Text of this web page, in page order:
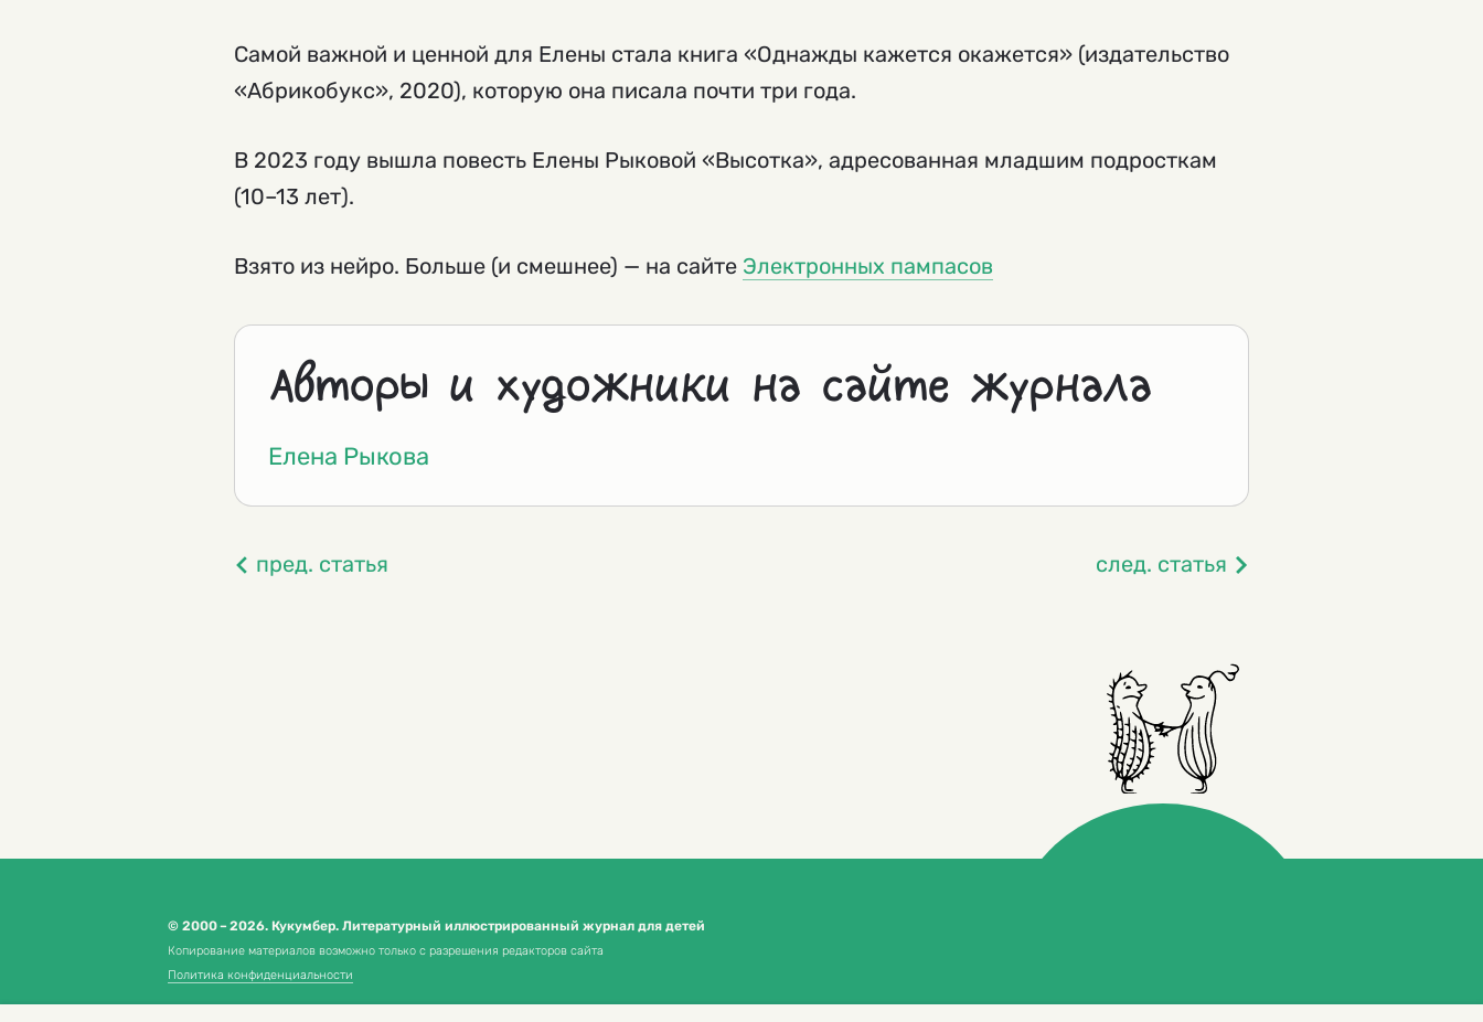
Самой важной и ценной для Елены стала книга «Однажды кажется окажется» (издательство
«Абрикобукс», 2020), которую она писала почти три года.
В 2023 году вышла повесть Елены Рыковой «Высотка», адресованная младшим подросткам
(10–13 лет).
Взято из нейро. Больше (и смешнее) — на сайте Электронных пампасов
Авторы и художники на сайте журнала
Елена Рыкова
пред. статья след. статья
© 2000 – 2026. Кукумбер. Литературный иллюстрированный журнал для детей
Копирование материалов возможно только с разрешения редакторов сайта
Политика конфиденциальности